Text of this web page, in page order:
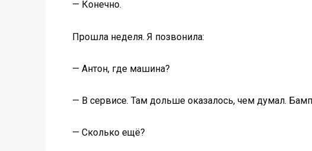
— Конечно.
Прошла неделя. Я позвонила:
— Антон, где машина?
— В сервисе. Там дольше оказалось, чем думал.
— Сколько ещё?